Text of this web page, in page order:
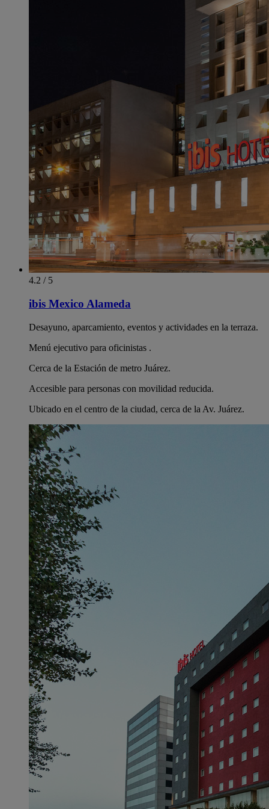
4.2 / 5
ibis Mexico Alameda
Desayuno, aparcamiento, eventos y actividades en la terraza.
Menú ejecutivo para oficinistas .
Cerca de la Estación de metro Juárez.
Accesible para personas con movilidad reducida.
Ubicado en el centro de la ciudad, cerca de la Av. Juárez.